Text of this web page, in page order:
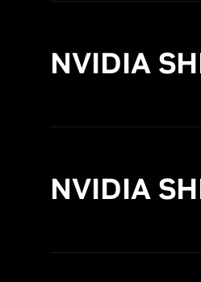
NVIDIA
NVIDIA